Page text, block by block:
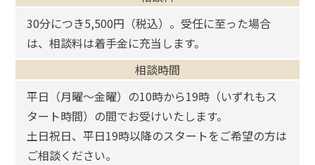
30分につき5,500円（税込）。受任に至った場合
は、相談料は着手金に充当します。
相談時間
平日（月曜～金曜）の10時から19時（いずれもス
タート時間）の間でお受けいたします。
土日祝日、平日19時以降のスタートをご希望の方は
ご相談ください。